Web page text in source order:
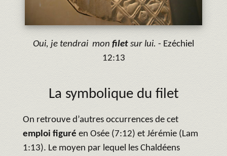
Oui, je tendrai mon filet sur lui. - Ezéchiel
12:13
La symbolique du filet
On retrouve d’autres occurrences de cet
emploi figuré en Osée (7:12) et Jérémie (Lam
1:13). Le moyen par lequel les Chaldéens